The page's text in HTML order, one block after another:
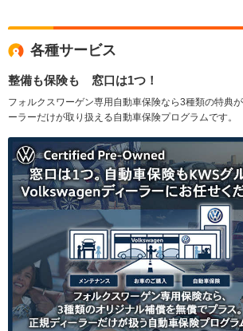
各種サービス
整備も保険も 窓口は1つ！
フォルクスワーゲン専用自動車保険なら3種類の特典
ーラーだけが取り扱える自動車保険プログラムです。